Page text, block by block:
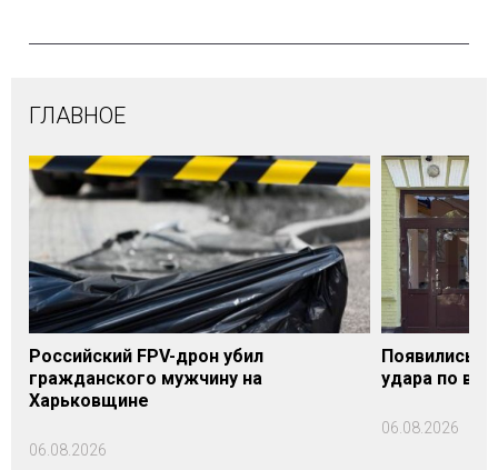
ГЛАВНОЕ
Российский FPV-дрон убил
гражданского мужчину на
Харьковщине
06.08.2026
Появились
удара по
06.08.2026